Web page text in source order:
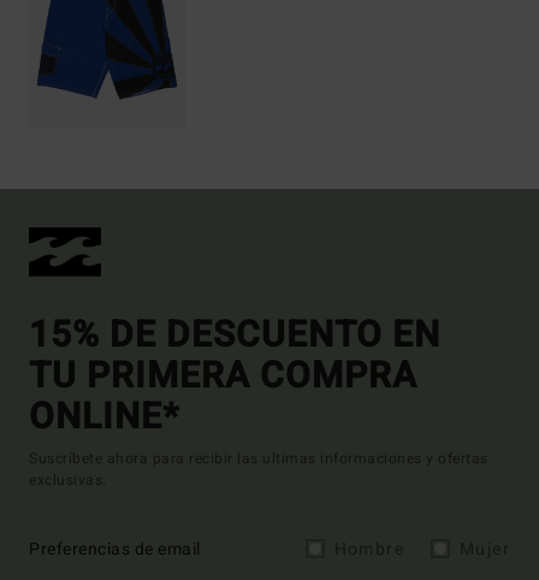
15% DE DESCUENTO EN
TU PRIMERA COMPRA
ONLINE*
Suscríbete ahora para recibir las ultimas informaciones y ofertas
exclusivas.
Preferencias de email